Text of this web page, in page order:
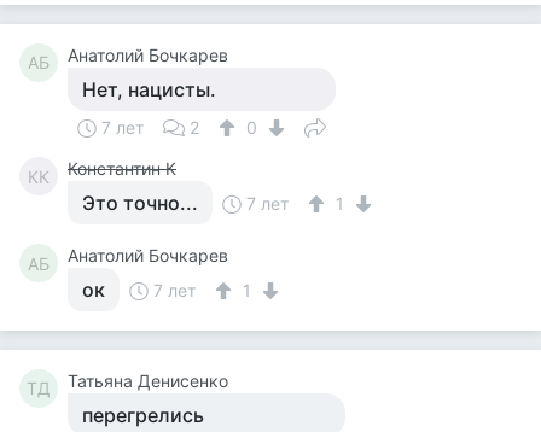
АБ Анатолий Бочкарев
Нет, нацисты.
7 лет 2 0
КК Константин К
Это точно... 7 лет 1
АБ Анатолий Бочкарев
ок 7 лет 1
ТД Татьяна Денисенко
перегрелись